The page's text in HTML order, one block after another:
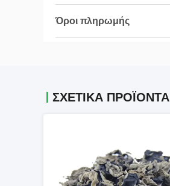
Όροι πληρωμής
ΣΧΕΤΙΚΆ ΠΡΟΪΌΝΤΑ